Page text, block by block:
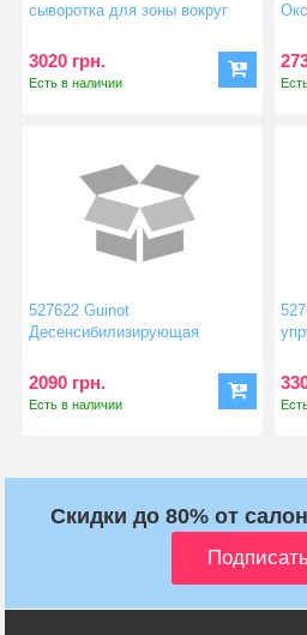
сыворотка для зоны вокруг
3020 грн.
Есть в наличии
527622 Guinot
Десенсибилизирующая
2090 грн.
Есть в наличии
Скидки до 80% от